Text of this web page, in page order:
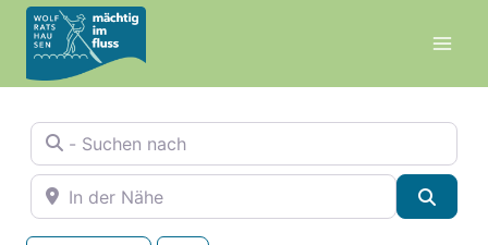
Zum
Inhalt
springen
- Suchen nach
In der Nähe